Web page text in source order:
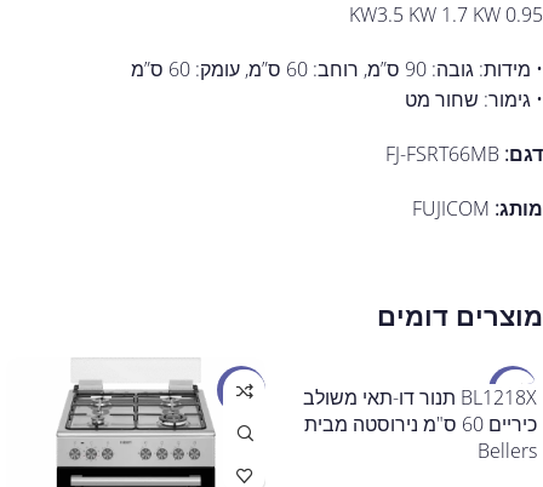
KW3.5 KW 1.7 KW 0.95
• מידות: גובה: 90 ס”מ, רוחב: 60 ס”מ, עומק: 60 ס”מ
• גימור: שחור מט
דגם: FJ-FSRT66MB
מותג: FUJICOM
מוצרים דומים
מבצע
BL1218X תנור דו-תאי משולב
כיריים 60 ס"מ נירוסטה מבית
Bellers
מבצע